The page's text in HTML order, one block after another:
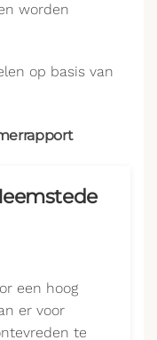
worden
op basis van
een hoog
er voor
te